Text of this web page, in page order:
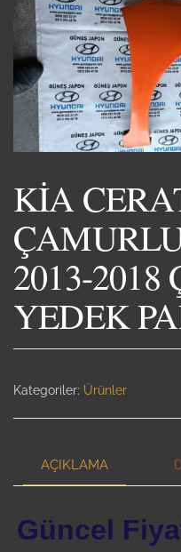
1996-1999 ORJİNAL
ÇIKMA YEDEK
KİA
2013-
YEDEK
Kategoriler: Ürünler
AÇIKLAMA
Güncel